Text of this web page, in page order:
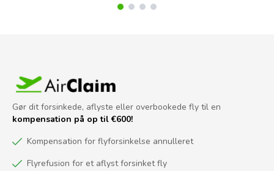
Gør dit forsinkede, aflyste eller overbookede fly til en
kompensation på op til €600!
Kompensation for flyforsinkelse annulleret
Flyrefusion for et aflyst forsinket fly